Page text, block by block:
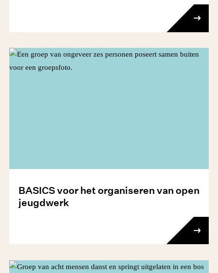
BASICS voor het organiseren van open
jeugdwerk